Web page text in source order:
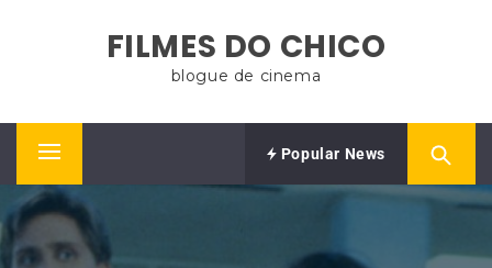
FILMES DO CHICO
blogue de cinema
Primary
Menu
Popular News